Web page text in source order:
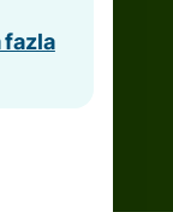
fazla